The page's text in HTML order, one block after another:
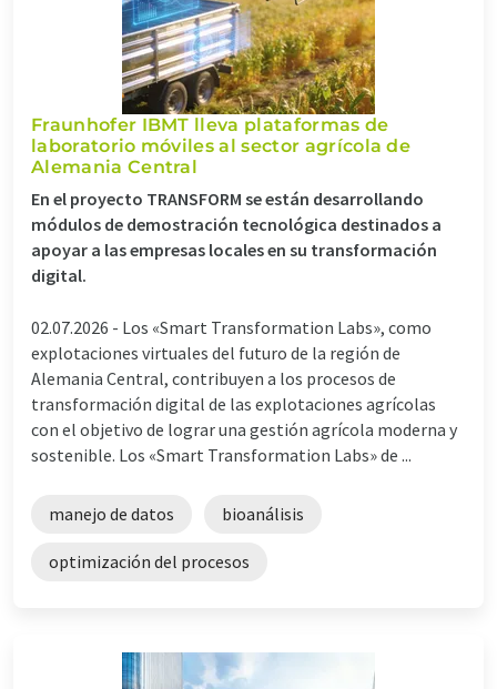
Fraunhofer IBMT lleva plataformas de
laboratorio móviles al sector agrícola de
Alemania Central
En el proyecto TRANSFORM se están desarrollando
módulos de demostración tecnológica destinados a
apoyar a las empresas locales en su transformación
digital.
02.07.2026 - Los «Smart Transformation Labs», como
explotaciones virtuales del futuro de la región de
Alemania Central, contribuyen a los procesos de
transformación digital de las explotaciones agrícolas
con el objetivo de lograr una gestión agrícola moderna y
sostenible. Los «Smart Transformation Labs» de ...
manejo de datos bioanálisis
optimización del procesos